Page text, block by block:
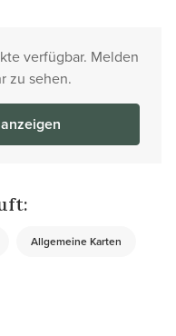
verfügbar. Melden
zu sehen.
Allgemeine Karten